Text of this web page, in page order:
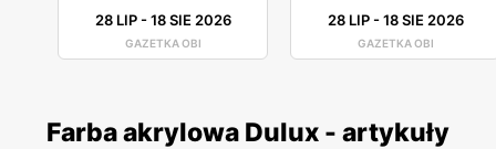
28 LIP-18 SIE 2026
GAZETKA OBI
28 LIP-18 SIE 2026
GAZETKA OBI
Farba akrylowa Dulux - artykuły